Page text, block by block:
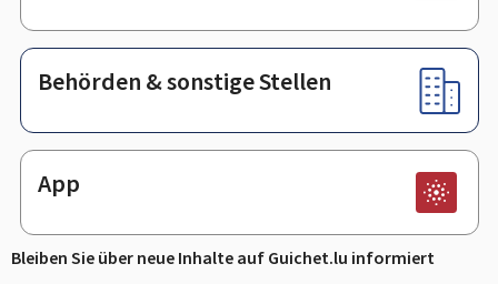
Behörden & sonstige Stellen
App
Bleiben Sie über neue Inhalte auf Guichet.lu informiert